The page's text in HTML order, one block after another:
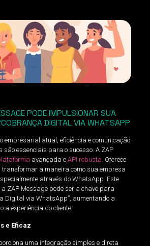
PODE IMPULSIONAR SUA
DIGITAL VIA WHATSAPP
empresarial atual, eficiência e comunicação
são essenciais para o sucesso. A ZAP
avançada e API robusta. Oferece
a maneira como sua empresa
através do WhatsApp. Este
ZAP Message pode ser a chave para
Digital via WhatsApp”, aumentando a
a experiência do cliente.
e Eficaz
uma integração simples e direta